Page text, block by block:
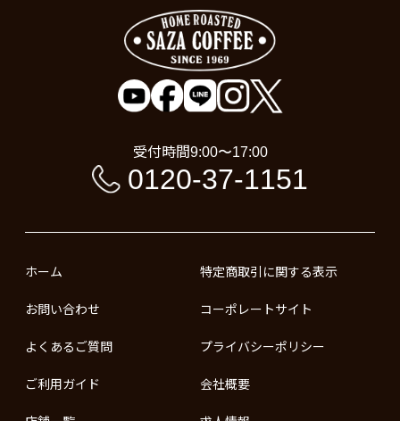
受付時間9:00〜17:00
0120-37-1151
ホーム
お問い合わせ
よくあるご質問
ご利用ガイド
特定商取引に関する表示
コーポレートサイト
プライバシーポリシー
会社概要